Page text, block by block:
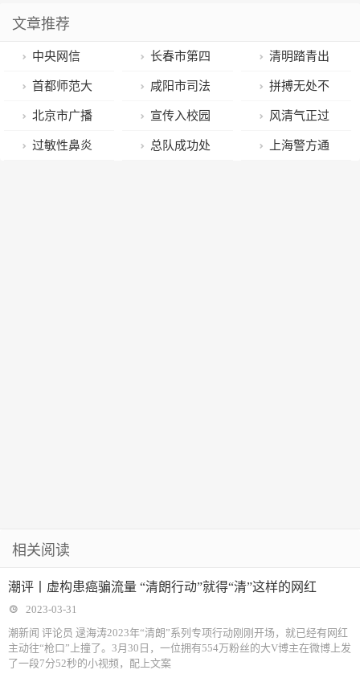
文章推荐
中央网信
办、民政部：
规范网络祭扫
秩序 倡导文明
长春市第四
十五中学开展
清明节主题教
育活动
清明踏青出
游 这些安全知
识要牢记
首都师范大
学获批教育部
2023年度高校
咸阳市司法
局到渭城开展
普法宣传暨专
拼搏无处不
在，运动无限
精彩
北京市广播
电视局大力推
宣传入校园
党风暖人心
风清气正过
清明 驰而不息
过敏性鼻炎 总队成功处 上海警方通
相关阅读
潮评丨虚构患癌骗流量 “清朗行动”就得“清”这样的网红
2023-03-31
潮新闻 评论员 逯海涛2023年“清朗”系列专项行动刚刚开场，就已经有网红
主动往“枪口”上撞了。3月30日，一位拥有554万粉丝的大V博主在微博上发
了一段7分52秒的小视频，配上文案